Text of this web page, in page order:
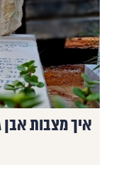
איך מצבות אבן